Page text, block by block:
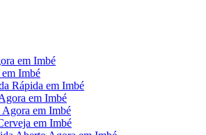
em Imbé
em Imbé
Rápida em Imbé
em Imbé
em Imbé
em Imbé